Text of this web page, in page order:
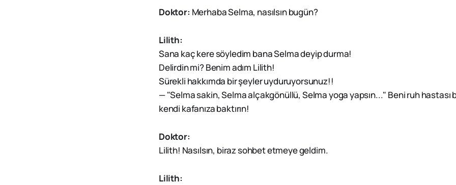
Doktor: Merhaba Selma, nasılsın bugün?
Lilith:
Sana kaç kere söyledim bana Selma deyip durma!
Delirdin mi? Benim adım Lilith!
Sürekli hakkımda bir şeyler uyduruyorsunuz!!
— "Selma sakin, Selma alçakgönüllü, Selma yoga yapsın..." Beni ruh hastası
kendi kafanıza baktırın!
Doktor:
Lilith! Nasılsın, biraz sohbet etmeye geldim.
Lilith: